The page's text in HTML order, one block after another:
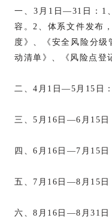
一、3月1日—31日：1
容。2、体系文件发布
度》、《安全风险分
动清单》、《风险点登
二、4月1日—5月15日
三、5月16日—6月15日
四、6月16日—7月15日
五、7月16日—8月15日
六、8月16日—8月31日